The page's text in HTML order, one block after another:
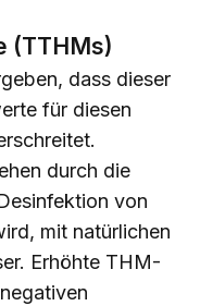
(TTHMs)
dass dieser
für diesen
durch die
von
mit natürlichen
Erhöhte THM-